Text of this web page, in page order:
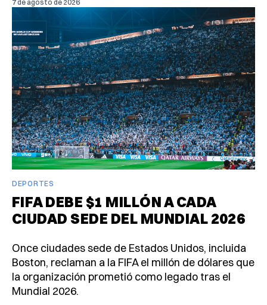
7 de agosto de 2026
DEPORTES
FIFA DEBE $1 MILLÓN A CADA
CIUDAD SEDE DEL MUNDIAL 2026
Once ciudades sede de Estados Unidos, incluida
Boston, reclaman a la FIFA el millón de dólares que
la organización prometió como legado tras el
Mundial 2026.